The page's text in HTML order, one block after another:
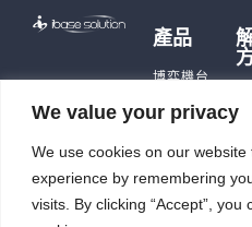
We value your privacy
We use cookies on our
experience by remembering
visits. By clicking “Accept”,
產品
博弈機台
遊戲主機
充電樁
觸控平板
電腦
體
用